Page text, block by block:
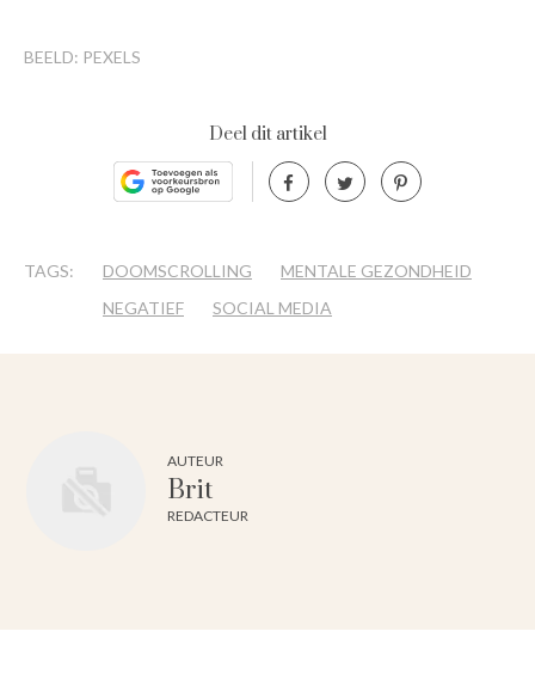
BEELD: PEXELS
Deel dit artikel
TAGS: DOOMSCROLLING
MENTALE GEZONDHEID
NEGATIEF
SOCIAL MEDIA
AUTEUR
Brit
REDACTEUR